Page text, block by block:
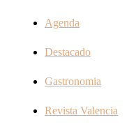
Agenda
Destacado
Gastronomia
Revista Valencia